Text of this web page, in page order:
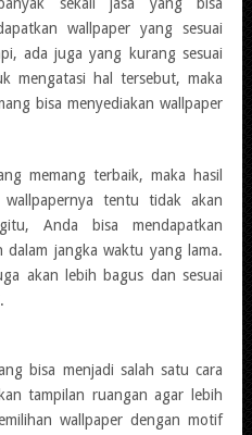
wallpaper yang sesuai
ada juga yang kurang sesuai
mengatasi hal tersebut, maka
bisa menyediakan wallpaper
memang terbaik, maka hasil
tentu tidak akan
Anda bisa mendapatkan
dalam jangka waktu yang lama.
akan lebih bagus dan sesuai
bisa menjadi salah satu cara
tampilan ruangan agar lebih
wallpaper dengan motif